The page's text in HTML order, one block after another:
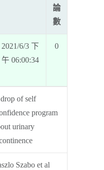
論
數
2021/6/3 下
午 06:00:34
0
of self
program
urinary
Szabo et al